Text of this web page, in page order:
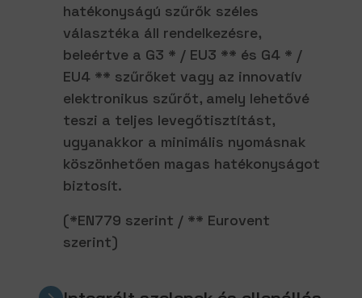
hatékonyságú szűrők széles
választéka áll rendelkezésre,
beleértve a G3 * / EU3 ** és G4 * /
EU4 ** szűrőket vagy az innovatív
elektronikus szűrőt, amely lehetővé
teszi a teljes levegőtisztítást,
ugyanakkor a minimális nyomásnak
köszönhetően magas hatékonyságot
biztosít.
(*EN779 szerint / ** Eurovent
szerint)